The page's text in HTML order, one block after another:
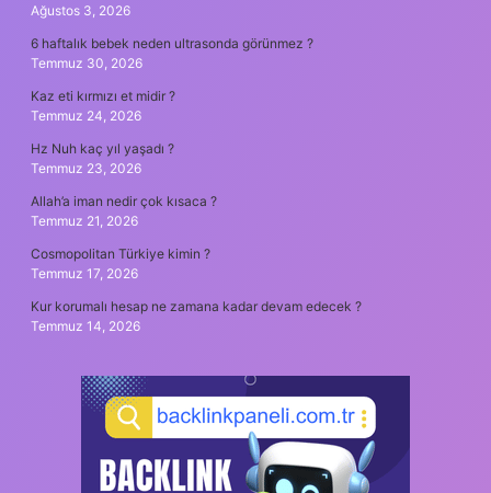
Ağustos 3, 2026
6 haftalık bebek neden ultrasonda görünmez ?
Temmuz 30, 2026
Kaz eti kırmızı et midir ?
Temmuz 24, 2026
Hz Nuh kaç yıl yaşadı ?
Temmuz 23, 2026
Allah’a iman nedir çok kısaca ?
Temmuz 21, 2026
Cosmopolitan Türkiye kimin ?
Temmuz 17, 2026
Kur korumalı hesap ne zamana kadar devam edecek ?
Temmuz 14, 2026